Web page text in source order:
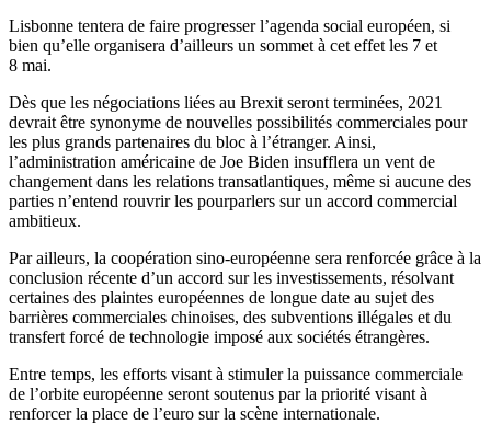
Lisbonne tentera de faire progresser l’agenda social européen, si
bien qu’elle organisera d’ailleurs un sommet à cet effet les 7 et
8 mai.
Dès que les négociations liées au Brexit seront terminées, 2021
devrait être synonyme de nouvelles possibilités commerciales pour
les plus grands partenaires du bloc à l’étranger. Ainsi,
l’administration américaine de Joe Biden insufflera un vent de
changement dans les relations transatlantiques, même si aucune des
parties n’entend rouvrir les pourparlers sur un accord commercial
ambitieux.
Par ailleurs, la coopération sino-européenne sera renforcée grâce à la
conclusion récente d’un accord sur les investissements, résolvant
certaines des plaintes européennes de longue date au sujet des
barrières commerciales chinoises, des subventions illégales et du
transfert forcé de technologie imposé aux sociétés étrangères.
Entre temps, les efforts visant à stimuler la puissance commerciale
de l’orbite européenne seront soutenus par la priorité visant à
renforcer la place de l’euro sur la scène internationale.